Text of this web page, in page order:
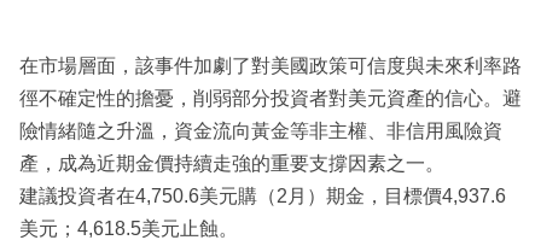
在市場層面，該事件加劇了對美國政策可信度與未來利率路
徑不確定性的擔憂，削弱部分投資者對美元資產的信心。避
險情緒隨之升溫，資金流向黃金等非主權、非信用風險資
產，成為近期金價持續走強的重要支撐因素之一。
建議投資者在4,750.6美元購（2月）期金，目標價4,937.6
美元；4,618.5美元止蝕。